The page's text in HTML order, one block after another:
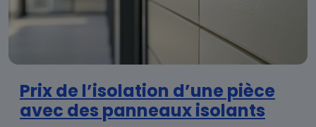
Prix de l’isolation d’une pièce
avec des panneaux isolants